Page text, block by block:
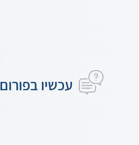
עכשיו בפורום